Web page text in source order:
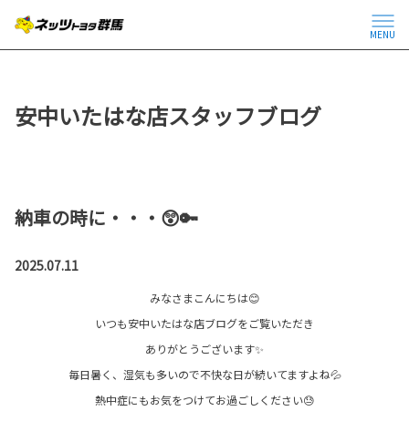
MENU
安中いたはな店スタッフブログ
納車の時に・・・😲🔑
2025.07.11
みなさまこんにちは😊
いつも安中いたはな店ブログをご覧いただき
ありがとうございます✨
毎日暑く、湿気も多いので不快な日が続いてますよね💦
熱中症にもお気をつけてお過ごしください😓